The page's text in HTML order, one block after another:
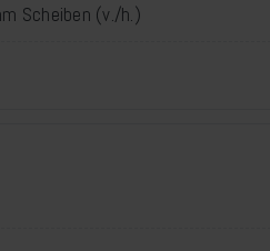
Scheiben (v./h.)